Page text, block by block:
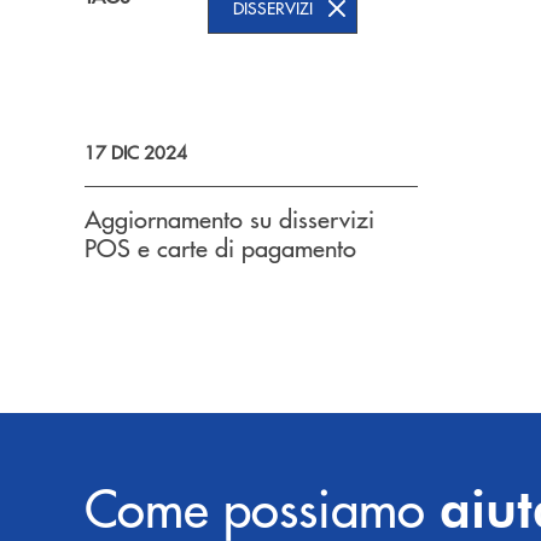
DISSERVIZI
17 DIC 2024
Aggiornamento su disservizi
POS e carte di pagamento
Come possiamo